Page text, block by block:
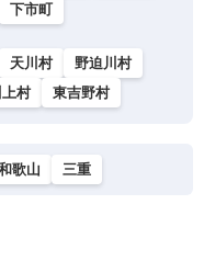
下市町
天川村
野迫川村
上村 東吉野村
歌山 三重